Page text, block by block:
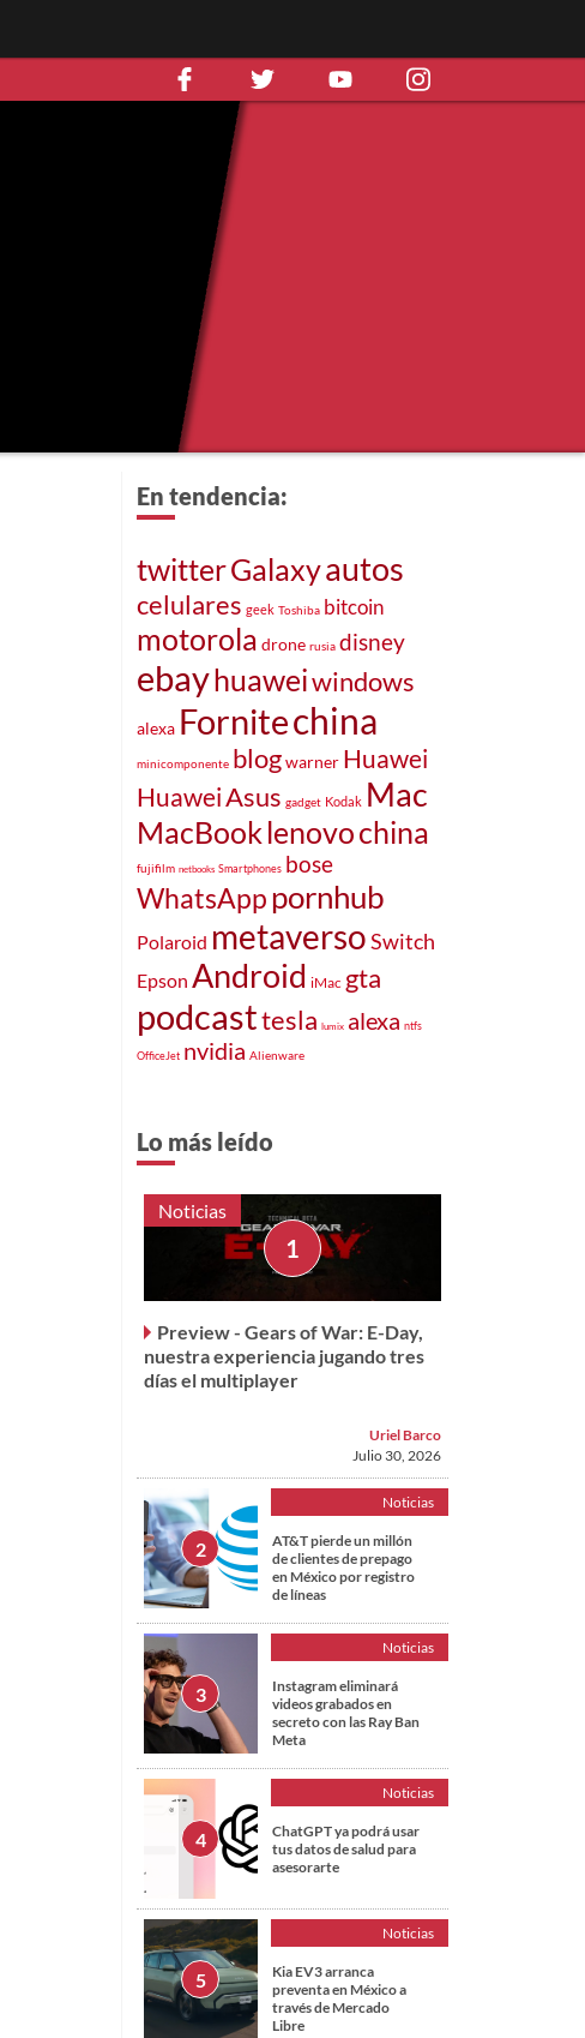
En tendencia:
twitterGalaxyautos
celulares geek Toshiba bitcoin
motorola drone rusia disney
ebayhuaweiwindows
alexa Fornitechina
minicomponente blogwarner Huawei
HuaweiAsus gadget Kodak Mac
MacBook lenovochina
fujifilm netbooks Smartphones bose
WhatsApppornhub
Polaroid metaversoSwitch
Epson Android iMac gta
podcasttesla lumix alexa ntfs
OfficeJet nvidia Alienware
Lo más leído
Noticias
Preview - Gears of War: E-Day,
nuestra experiencia jugando tres
días el multiplayer
Uriel Barco
Julio 30, 2026
Noticias
AT&T pierde un millón
de clientes de prepago
en México por registro
de líneas
Noticias
Instagram eliminará
videos grabados en
secreto con las Ray Ban
Meta
Noticias
ChatGPT ya podrá usar
tus datos de salud para
asesorarte
Noticias
Kia EV3 arranca
preventa en México a
través de Mercado
Libre